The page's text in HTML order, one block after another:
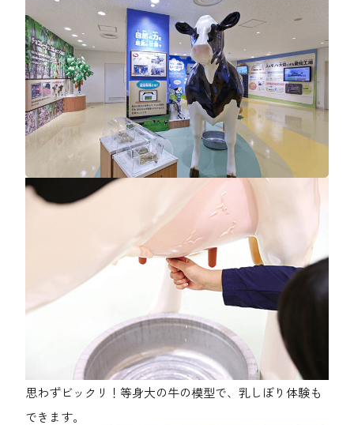
思わずビックリ！等身大の牛の模型で、乳しぼり体験も
できます。